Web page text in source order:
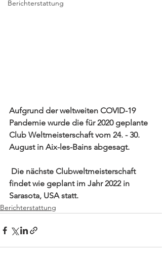
Berichterstattung
Aufgrund der weltweiten COVID-19
Pandemie wurde die für 2020 geplante
Club Weltmeisterschaft vom 24. - 30.
August in Aix-les-Bains abgesagt.
Die nächste Clubweltmeisterschaft
findet wie geplant im Jahr 2022 in
Sarasota, USA statt.
Berichterstattung